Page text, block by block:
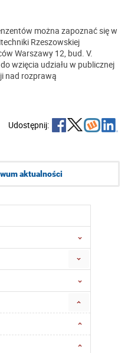
można zapoznać się w
Rzeszowskiej
Warszawy 12, bud. V.
wzięcia udziału w publicznej
nad rozprawą
Udostępnij:
aktualności